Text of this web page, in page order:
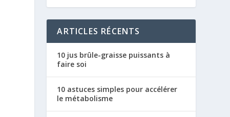
ARTICLES RÉCENTS
10 jus brûle-graisse puissants à
faire soi
10 astuces simples pour accélérer
le métabolisme